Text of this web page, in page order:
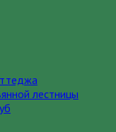
лестницы